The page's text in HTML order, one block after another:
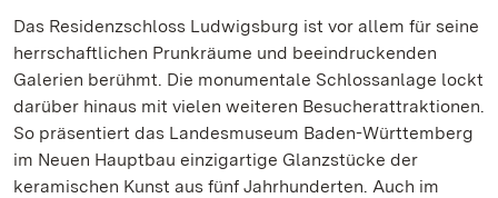
Das Residenzschloss Ludwigsburg ist vor allem für seine
herrschaftlichen Prunkräume und beeindruckenden
Galerien berühmt. Die monumentale Schlossanlage lockt
darüber hinaus mit vielen weiteren Besucherattraktionen.
So präsentiert das Landesmuseum Baden-Württemberg
im Neuen Hauptbau einzigartige Glanzstücke der
keramischen Kunst aus fünf Jahrhunderten. Auch im